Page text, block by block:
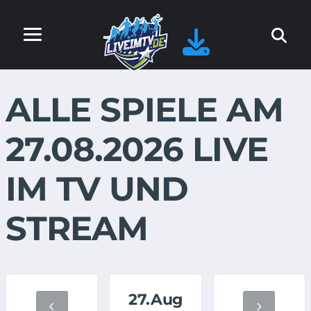
ALLE SPIELE AM
27.08.2026 LIVE
IM TV UND
STREAM
27.Aug